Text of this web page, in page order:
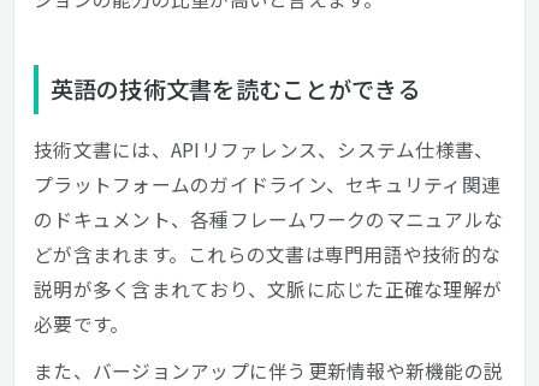
英語の技術文書を読むことができる
技術文書には、APIリファレンス、システム仕様書、
プラットフォームのガイドライン、セキュリティ関連
のドキュメント、各種フレームワークのマニュアルな
どが含まれます。これらの文書は専門用語や技術的な
説明が多く含まれており、文脈に応じた正確な理解が
必要です。
また、バージョンアップに伴う更新情報や新機能の説